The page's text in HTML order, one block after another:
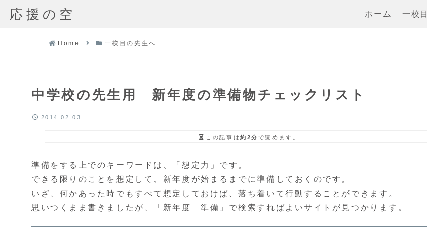
応援の空 ホーム 一校目
Home 一校目の先生へ
中学校の先生用 新年度の準備物チェックリスト
2014.02.03
この記事は約2分 で読めます。
準備をする上でのキーワードは、「想定力」です。
できる限りのことを想定して、新年度が始まるまでに準備しておくのです。
いざ、何かあった時でもすべて想定しておけば、落ち着いて行動することができます。
思いつくまま書きましたが、「新年度 準備」で検索すればよいサイトが見つかります。